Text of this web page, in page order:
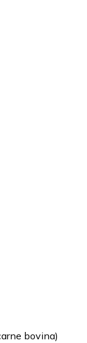
bovina)